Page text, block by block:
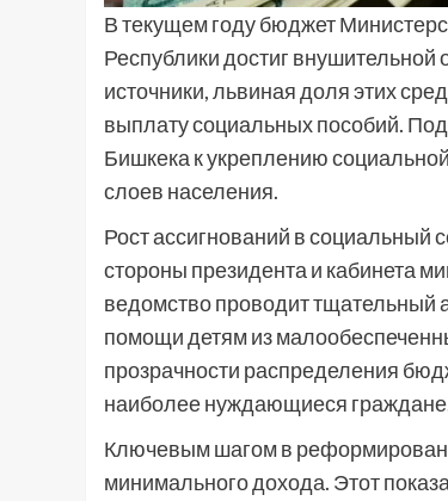
В текущем году бюджет
Республики достиг
источники, львиная доля этих
выплату социальных пособий.
Бишкека к укреплению
слоев населения.
Рост ассигнований в социальный
стороны президента и кабинета
ведомство проводит тщательный
помощи детям из
прозрачности распределения
наиболее нуждающиеся
Ключевым шагом в
минимального дохода. Этот